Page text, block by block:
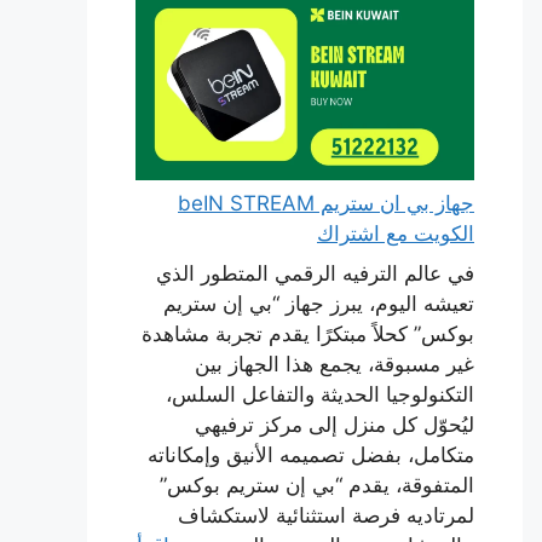
جهاز بي ان ستريم beIN STREAM
الكويت مع اشتراك
في عالم الترفيه الرقمي المتطور الذي
تعيشه اليوم، يبرز جهاز “بي إن ستريم
بوكس” كحلاً مبتكرًا يقدم تجربة مشاهدة
غير مسبوقة، يجمع هذا الجهاز بين
التكنولوجيا الحديثة والتفاعل السلس،
ليُحوّل كل منزل إلى مركز ترفيهي
متكامل، بفضل تصميمه الأنيق وإمكاناته
المتفوقة، يقدم “بي إن ستريم بوكس”
لمرتاديه فرصة استثنائية لاستكشاف